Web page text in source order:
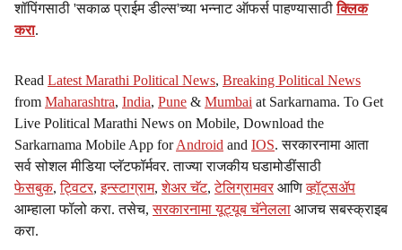
शॉपिंगसाठी 'सकाळ प्राईम डील्स'च्या भन्नाट ऑफर्स पाहण्यासाठीक्लिक
करा.
Read Latest Marathi Political News, Breaking Political News
from Maharashtra, India, Pune & Mumbai at Sarkarnama. To Get
Live Political Marathi News on Mobile, Download the
Sarkarnama Mobile App forAndroid and IOS. सरकारनामा आता
सर्व सोशल मीडिया प्लॅटफॉर्मवर. ताज्या राजकीय घडामोडींसाठी
फेसबुक,ट्विटर,इन्स्टाग्राम,शेअर चॅट,टेलिग्रामवर आणिव्हॉट्सॲप
आम्हाला फॉलो करा. तसेच,सरकारनामा यूट्यूब चॅनेलला आजच सबस्क्राइब
करा.